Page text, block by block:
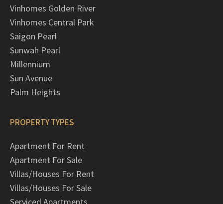
Vinhomes Golden River
Vinhomes Central Park
Saigon Pearl
Sunwah Pearl
Millennium
Sun Avenue
Palm Heights
PROPERTY TYPES
Apartment For Rent
Apartment For Sale
Villas/Houses For Rent
Villas/Houses For Sale
Serviced Apartments